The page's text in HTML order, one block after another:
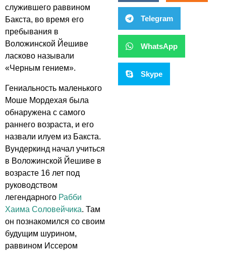
служившего раввином
Бакста, во время его
пребывания в
Воложинской Йешиве
ласково называли
«Черным гением».
Гениальность маленького
Моше Мордехая была
обнаружена с самого
раннего возраста, и его
назвали илуем из Бакста.
Вундеркинд начал учиться
в Воложинской Йешиве в
возрасте 16 лет под
руководством
легендарного Рабби
Хаима Соловейчика. Там
он познакомился со своим
будущим шурином,
раввином Иссером
Telegram
WhatsApp
Skype